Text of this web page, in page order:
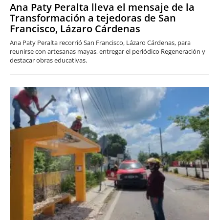
Ana Paty Peralta lleva el mensaje de la
Transformación a tejedoras de San
Francisco, Lázaro Cárdenas
Ana Paty Peralta recorrió San Francisco, Lázaro Cárdenas, para
reunirse con artesanas mayas, entregar el periódico Regeneración y
destacar obras educativas.